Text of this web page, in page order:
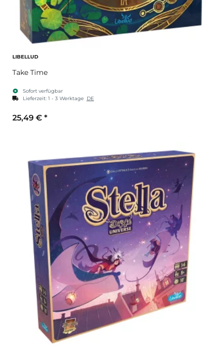
LIBELLUD
Take Time
Sofort verfügbar
Lieferzeit: 1 - 3 Werktage DE
25,49 € *